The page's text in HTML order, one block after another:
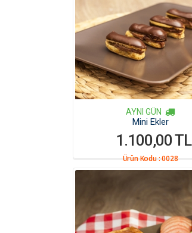
AYNI GÜN
Mini Ekler
1.100,00 TL
Ürün Kodu :0028